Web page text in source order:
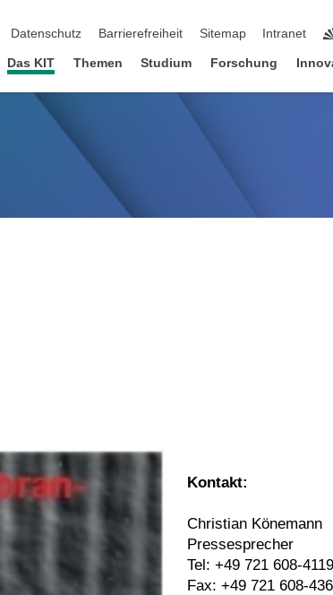
Datenschutz Barrierefreiheit Sitemap Intranet
Das KIT Themen Studium Forschung
Kontakt:
Christian Könemann
Pressesprecher
Tel: +49 721 608-
Fax: +49 721 608-